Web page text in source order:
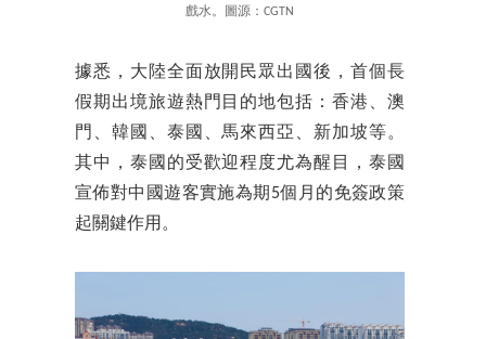
戲水。圖源：CGTN
據悉，大陸全面放開民眾出國後，首個長
假期出境旅遊熱門目的地包括：香港、澳
門、韓國、泰國、馬來西亞、新加坡等。
其中，泰國的受歡迎程度尤為醒目，泰國
宣佈對中國遊客實施為期5個月的免簽政策
起關鍵作用。